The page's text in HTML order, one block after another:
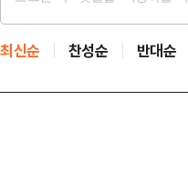
최신순 찬성순 반대순